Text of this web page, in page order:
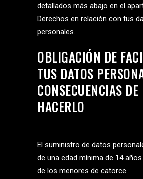
detallados más abajo en el
Derechos en relación con tus
personales.
OBLIGACIÓN DE
TUS DATOS
CONSECUENCIAS DE
HACERLO
El suministro de datos
de una edad mínima de 14
de los menores de catorce